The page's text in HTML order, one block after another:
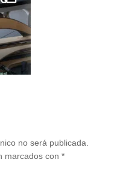
no será publicada.
marcados con *